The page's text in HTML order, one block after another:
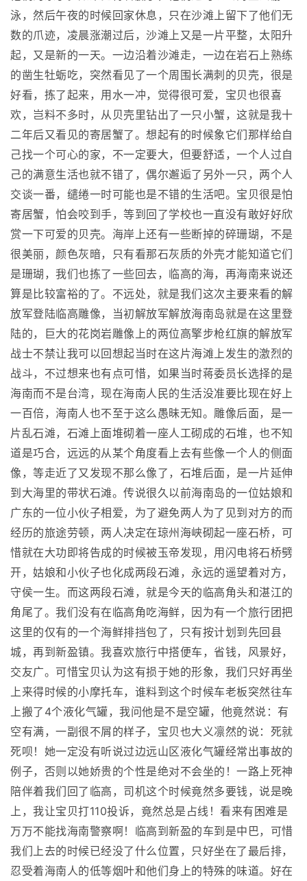
泳，然后午夜的时候回家休息，只在沙滩上留下了他们无
数的爪迹，凌晨涨潮过后，沙滩上又是一片平整，太阳升
起，又是新的一天。一边沿着沙滩走，一边在岩石上熟练
的凿生牡蛎吃，突然看见了一个周围长满刺的贝壳，很是
好看，拣了起来，用水一冲，觉得很可爱，宝贝也很喜
欢，岂料不多时，从贝壳里钻出了一只小蟹，这就是我十
二年后又看见的寄居蟹了。想起有的时候象它们那样给自
己找一个可心的家，不一定要大，但要舒适，一个人过自
己的满意生活也就不错了，偶尔邂逅了另外一只，两个人
交谈一番，缱绻一时可能也是不错的生活吧。宝贝很是怕
寄居蟹，怕会咬到手，等到回了学校也一直没有敢好好欣
赏一下可爱的贝壳。海岸上还有一些断掉的碎珊瑚，不是
很美丽，颜色灰暗，只有看那石灰质的外壳才能知道它们
是珊瑚，我们也拣了一些回去，临高的海，再海南来说还
算是比较富裕的了。不远处，就是我们这次主要来看的解
放军登陆临高雕像，当初解放军解放海南岛就是在这里登
陆的，巨大的花岗岩雕像上的两位高擎步枪红旗的解放军
战士不禁让我可以回想起当时在这片海滩上发生的激烈的
战斗，不过想来也有点可惜，如果当时蒋委员长选择的是
海南而不是台湾，现在海南人民的生活没准要比现在好上
一百倍，海南人也不至于这么愚昧无知。雕像后面，是一
片乱石滩，石滩上面堆砌着一座人工砌成的石堆，也不知
道是巧合，远远的从某个角度看上去有些像一个人的侧面
像，等走近了又发现不那么像了，石堆后面，是一片延伸
到大海里的带状石滩。传说很久以前海南岛的一位姑娘和
广东的一位小伙子相爱，为了避免两人为了见到对方的而
经历的旅途劳顿，两人决定在琼州海峡砌起一座石桥，可
惜就在大功即将告成的时候被玉帝发现，用闪电将石桥劈
开，姑娘和小伙子也化成两段石滩，永远的遥望着对方，
守侯一生。而这两段石滩，就是今天的临高角头和湛江的
角尾了。我们没有在临高角吃海鲜，因为有一个旅行团把
这里的仅有的一个海鲜排挡包了，只有按计划到先回县
城，再到新盈镇。我喜欢旅行中搭便车，省钱，风景好，
交友广。可惜宝贝认为这有损于她的形象，我们只好再坐
上来得时候的小摩托车，谁料到这个时候车老板突然往车
上搬了4个液化气罐，我问他是不是空罐，他竟然说：有
空有满，一副很不屑的样子，宝贝也大义凛然的说：死就
死呗！她一定没有听说过边远山区液化气罐经常出事故的
例子，否则以她娇贵的个性是绝对不会坐的！一路上死神
陪伴着我们回了临高，司机这个时候竟然多要钱，说是晚
上，我让宝贝打110投诉，竟然总是占线！看来有困难是
万万不能找海南警察啊！临高到新盈的车到是中巴，可惜
我们上去的时候已经没了什么位置，只好坐在了最后排，
忍受着海南人的低等烟叶和他们身上的特殊的味道。好在